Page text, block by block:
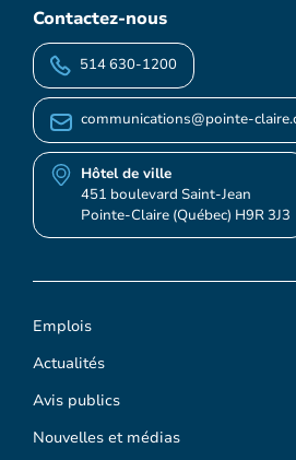
Emplois
Actualités
Avis publics
Nouvelles et médias
Contactez-nous
514 630-1200
communications@pointe-
Hôtel de ville
451 boulevard Saint-Jean
Pointe-Claire (Québec) H9R 3J3